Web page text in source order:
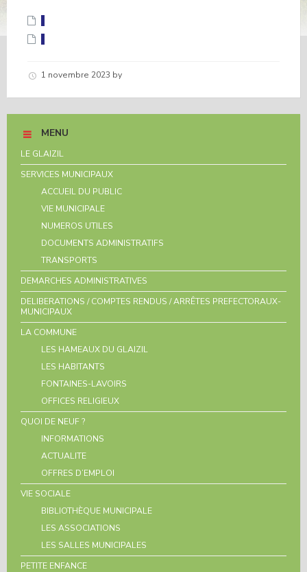
1 novembre 2023 by
MENU
LE GLAIZIL
SERVICES MUNICIPAUX
ACCUEIL DU PUBLIC
VIE MUNICIPALE
NUMEROS UTILES
DOCUMENTS ADMINISTRATIFS
TRANSPORTS
DEMARCHES ADMINISTRATIVES
DELIBERATIONS / COMPTES RENDUS / ARRÊTES PREFECTORAUX-
MUNICIPAUX
LA COMMUNE
LES HAMEAUX DU GLAIZIL
LES HABITANTS
FONTAINES-LAVOIRS
OFFICES RELIGIEUX
QUOI DE NEUF ?
INFORMATIONS
ACTUALITE
OFFRES D’EMPLOI
VIE SOCIALE
BIBLIOTHÈQUE MUNICIPALE
LES ASSOCIATIONS
LES SALLES MUNICIPALES
PETITE ENFANCE